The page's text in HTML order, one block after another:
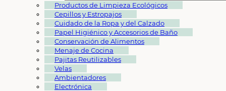
Productos de Limpieza Ecológicos
Cepillos y Estropajos
Cuidado de la Ropa y del Calzado
Papel Higiénico y Accesorios de Baño
Conservación de Alimentos
Menaje de Cocina
Pajitas Reutilizables
Velas
Ambientadores
Electrónica